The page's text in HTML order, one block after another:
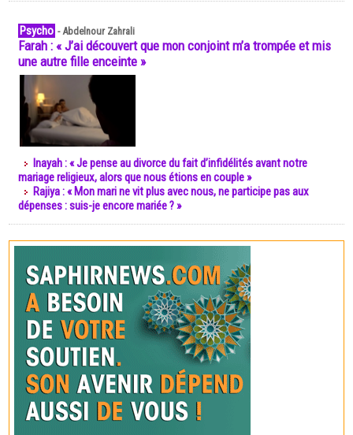
Psycho -Abdelnour Zahrali
Farah : « J’ai découvert que mon conjoint m’a trompée et mis
une autre fille enceinte »
Inayah : « Je pense au divorce du fait d’infidélités avant notre
mariage religieux, alors que nous étions en couple »
Rajiya : « Mon mari ne vit plus avec nous, ne participe pas aux
dépenses : suis-je encore mariée ? »